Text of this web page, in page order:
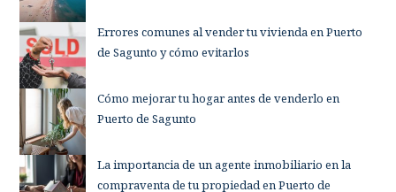
Errores comunes al vender tu vivienda en Puerto
de Sagunto y cómo evitarlos
Cómo mejorar tu hogar antes de venderlo en
Puerto de Sagunto
La importancia de un agente inmobiliario en la
compraventa de tu propiedad en Puerto de